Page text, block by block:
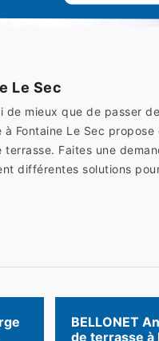
Le Sec
mieux que de passer
Fontaine Le Sec
Faites une
différentes solutions
BELLONET
de terrasse à